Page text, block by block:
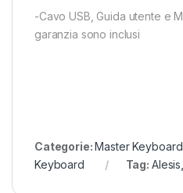
-Cavo USB, Guida utente e
garanzia sono inclusi
Categorie:Master
Keyboard
Tag: Alesis